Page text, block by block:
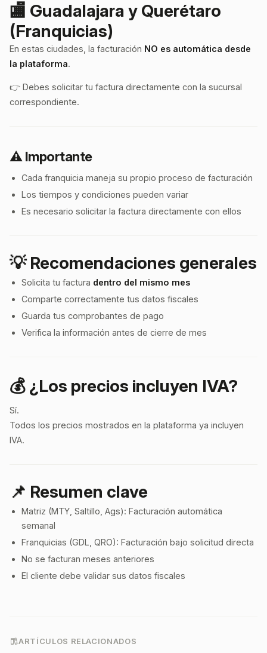
🏬 Guadalajara y Querétaro
(Franquicias)
En estas ciudades, la facturación NO es automática desde
la plataforma.
👉 Debes solicitar tu factura directamente con la sucursal
correspondiente.
⚠️ Importante
Cada franquicia maneja su propio proceso de facturación
Los tiempos y condiciones pueden variar
Es necesario solicitar la factura directamente con ellos
💡 Recomendaciones generales
Solicita tu factura dentro del mismo mes
Comparte correctamente tus datos fiscales
Guarda tus comprobantes de pago
Verifica la información antes de cierre de mes
💰 ¿Los precios incluyen IVA?
Sí.
Todos los precios mostrados en la plataforma ya incluyen
IVA.
📌 Resumen clave
Matriz (MTY, Saltillo, Ags): Facturación automática
semanal
Franquicias (GDL, QRO): Facturación bajo solicitud directa
No se facturan meses anteriores
El cliente debe validar sus datos fiscales
ARTÍCULOS RELACIONADOS